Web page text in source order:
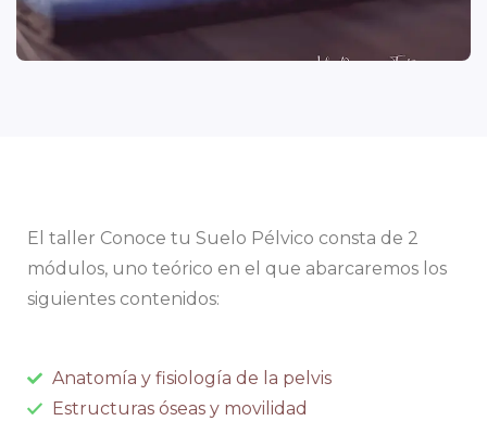
El taller Conoce tu Suelo Pélvico consta de 2
módulos, uno teórico en el que abarcaremos los
siguientes contenidos:
Anatomía y fisiología de la pelvis
Estructuras óseas y movilidad